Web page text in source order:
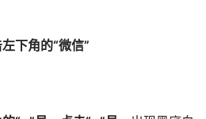
下角的“微信”